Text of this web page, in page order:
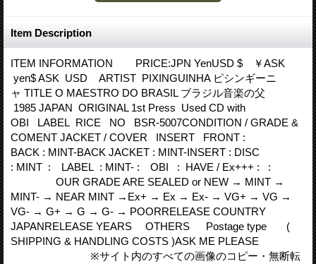
Item Description
ITEM INFORMATION PRICE:JPN YenUSD $ ￥ASK
yen$ ASK USD ARTIST PIXINGUINHA ピシンギーニ
ャ TITLE O MAESTRO DO BRASIL ブラジル音楽の父
1985 JAPAN ORIGINAL 1st Press Used CD with
OBI LABEL RICE NO BSR-5007CONDITION / GRADE &
COMENT JACKET / COVER INSERT FRONT :
BACK : MINT-BACK JACKET : MINT-INSERT : DISC
: MINT : LABEL : MINT- : OBI : HAVE / Ex+++ : :
OUR GRADE ARE SEALED or NEW → MINT →
MINT- → NEAR MINT →Ex+ → Ex → Ex- → VG+ → VG →
VG- → G+ → G → G- → POORRELEASE COUNTRY
JAPANRELEASE YEARS OTHERS Postage type (
SHIPPING & HANDLING COSTS )ASK ME PLEASE
※サイト内のすべての画像のコピー・無断転